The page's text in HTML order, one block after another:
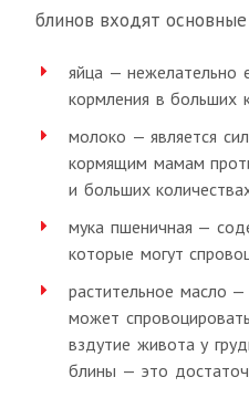
блинов входят
яйца — нежелательно
кормления в больших
молоко — является
кормящим мамам
и больших
мука пшеничная —
которые могут
растительное масло
может
вздутие живота у
блины — это